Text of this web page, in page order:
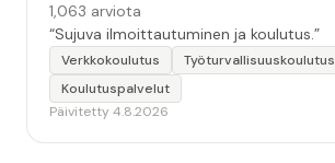
1,063 arviota
“Sujuva ilmoittautuminen ja koulutus.”
Verkkokoulutus
Työturvallisuuskoulutus
Koulutuspalvelut
Päivitetty 4.8.2026